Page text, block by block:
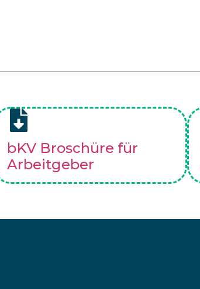
bKV Broschüre für
Arbeitgeber